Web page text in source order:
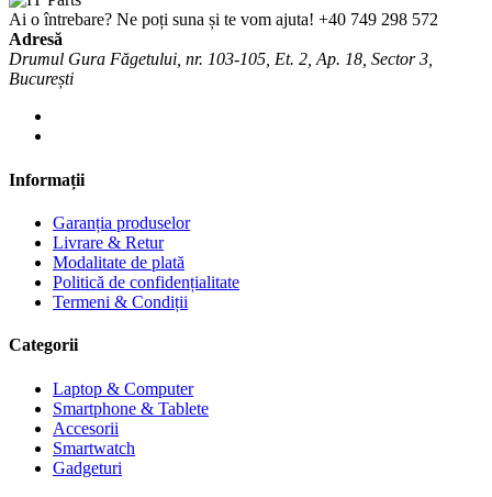
Ai o întrebare? Ne poți suna și te vom ajuta! +40 749 298 572
Adresă
Drumul Gura Făgetului, nr. 103-105, Et. 2, Ap. 18, Sector 3,
București
Informații
Garanția produselor
Livrare & Retur
Modalitate de plată
Politică de confidențialitate
Termeni & Condiții
Categorii
Laptop & Computer
Smartphone & Tablete
Accesorii
Smartwatch
Gadgeturi